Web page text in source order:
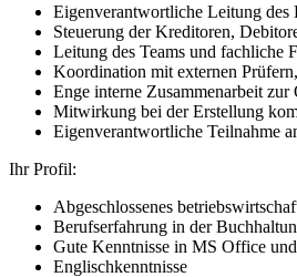
Eigenverantwortliche Leitung des
Steuerung der Kreditoren,
Leitung des Teams und fachliche
Koordination mit externen
Enge interne Zusammenarbeit
Mitwirkung bei der Erstellung
Eigenverantwortliche Teilnahme
Ihr Profil:
Abgeschlossenes
Berufserfahrung in der
Gute Kenntnisse in MS Office
Englischkenntnisse